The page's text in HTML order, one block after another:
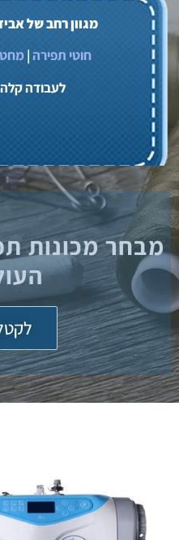
מגוון רחב של
חוטי תפירה|
לעבודה קלה